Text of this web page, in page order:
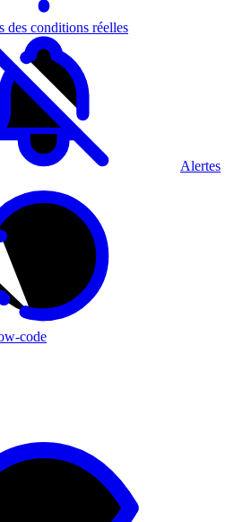
des conditions réelles
Alertes
code